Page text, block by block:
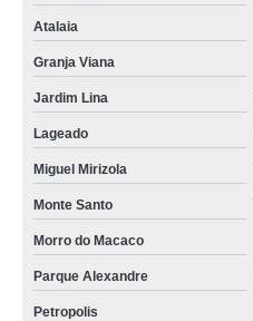
Atalaia
Granja Viana
Jardim Lina
Lageado
Miguel Mirizola
Monte Santo
Morro do Macaco
Parque Alexandre
Petropolis